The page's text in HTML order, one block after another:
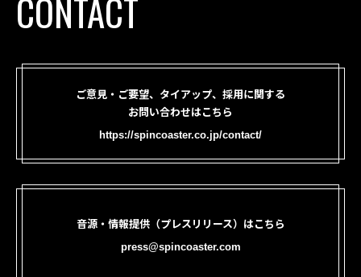
CONTACT
ご意見・ご要望、タイアップ、採用に関する
お問い合わせはこちら
https://spincoaster.co.jp/contact/
音源・情報提供（プレスリリース）はこちら
press@spincoaster.com